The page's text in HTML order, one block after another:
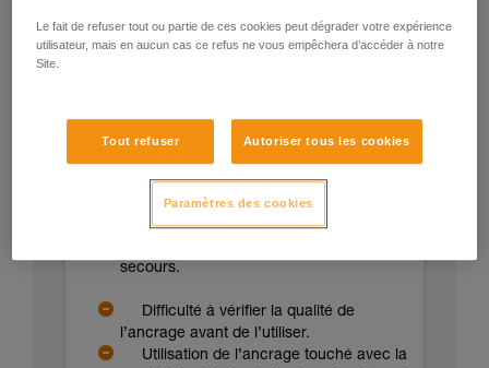
Possibilité de travailler dès le début de
l’accès à l’arbre.
Possibilité de travail sans monter au
sommet de l’arbre.
Possibilité d’installer la corde sur un
secours.
Difficulté à vérifier la qualité de
l’ancrage avant de l’utiliser.
Utilisation de l’ancrage touché avec la
Le fait de refuser tout ou partie de ces cookies peut dégrader votre expérience
utilisateur, mais en aucun cas ce refus ne vous empêchera d’accéder à notre
Site.
Tout refuser Autoriser tous les cookies
Paramètres des cookies